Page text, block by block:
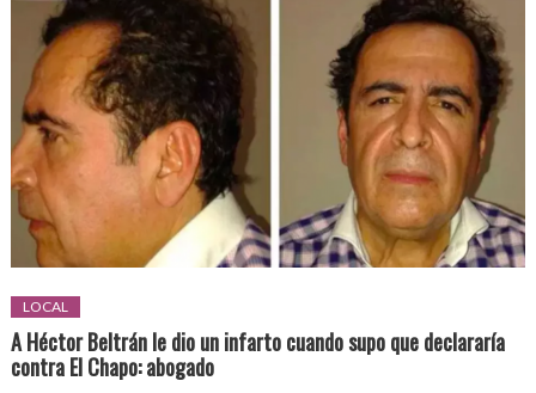
LOCAL
A Héctor Beltrán le dio un infarto cuando supo que declararía
contra El Chapo: abogado